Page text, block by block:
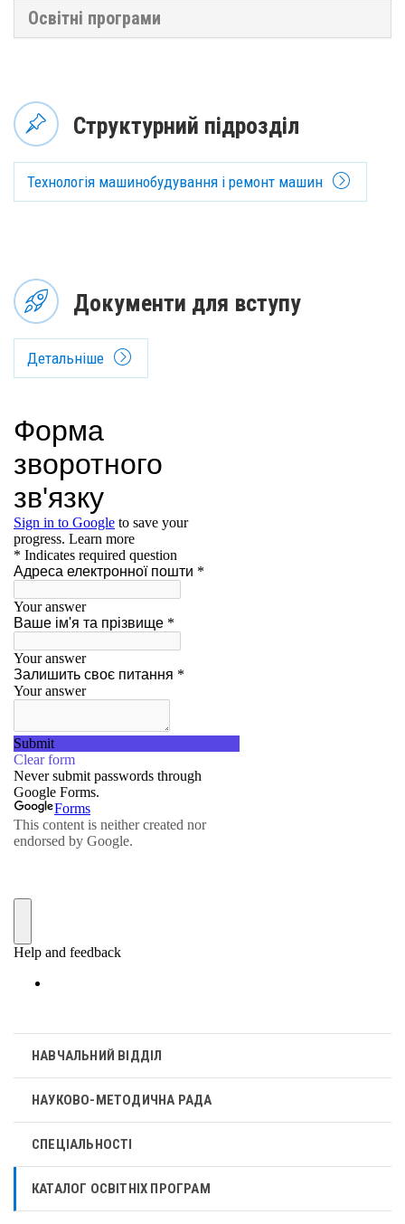
Освітні програми
Структурний підрозділ
Технологія машинобудування і ремонт машин
Документи для вступу
Детальніше
НАВЧАЛЬНИЙ ВІДДІЛ
НАУКОВО-МЕТОДИЧНА РАДА
СПЕЦІАЛЬНОСТІ
КАТАЛОГ ОСВІТНІХ ПРОГРАМ